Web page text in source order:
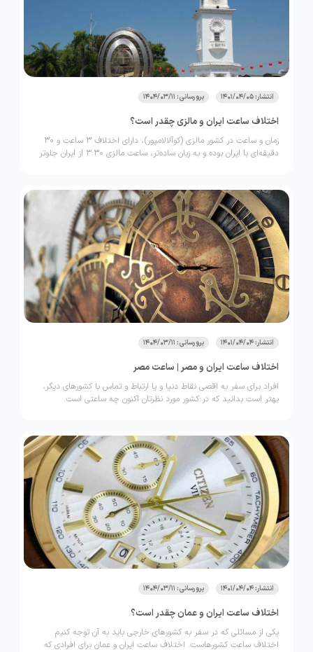
انتشار: 1401/04/05 برورسانی: 1404/03/11
اختلاف ساعت ایران و مالزی چقدر است؟
زمان و ساعت در کشور مالزی (کوآلالامپور)، دارای اختلاف 3 ساعت و 30
دقیقه‌ای با ایران بوده و به زبان ساده‌تر، ساعت مالزی 3:30 از ایران جلو‌تر
انتشار: 1401/04/04 برورسانی: 1404/03/11
اختلاف ساعت ایران و مصر | ساعت مصر
افراد برای سفر به اقصی نقاط دنیا و یا ارتباط و تماس با کشورهای دیگر،
بهتر است بدانید که در کشور مورد نظرتان اکنون چه ساعتی است.
انتشار: 1401/04/04 برورسانی: 1404/03/11
اختلاف ساعت ایران و عمان چقدر است؟
یکی از مسائلی که در سفر به کشورهای خارجی باید به آن توجه کنیم
اختلاف ساعت کشورهاست. اختلاف ساعت ایران و عمان برای افرادی که